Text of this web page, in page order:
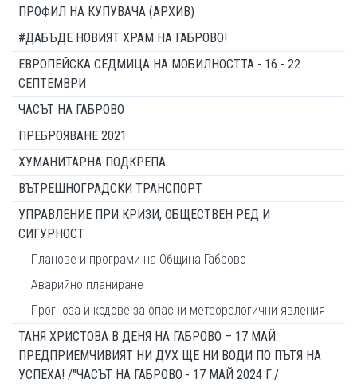
ПРОФИЛ НА КУПУВАЧА (АРХИВ)
#ДАБЪДЕ НОВИЯТ ХРАМ НА ГАБРОВО!
ЕВРОПЕЙСКА СЕДМИЦА НА МОБИЛНОСТТА - 16 - 22
СЕПТЕМВРИ
ЧАСЪТ НА ГАБРОВО
ПРЕБРОЯВАНЕ 2021
ХУМАНИТАРНА ПОДКРЕПА
ВЪТРЕШНОГРАДСКИ ТРАНСПОРТ
УПРАВЛЕНИЕ ПРИ КРИЗИ, ОБЩЕСТВЕН РЕД И
СИГУРНОСТ
Планове и програми на Община Габрово
Аварийно планиране
Прогноза и кодове за опасни метеорологични явления
ТАНЯ ХРИСТОВА В ДЕНЯ НА ГАБРОВО – 17 МАЙ:
ПРЕДПРИЕМЧИВИЯТ НИ ДУХ ЩЕ НИ ВОДИ ПО ПЪТЯ НА
УСПЕХА! /"ЧАСЪТ НА ГАБРОВО - 17 МАЙ 2024 Г./